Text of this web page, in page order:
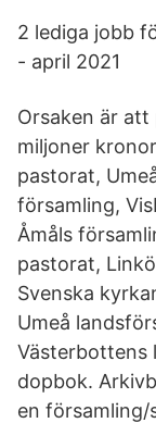
2 lediga jobb
- april 2021
Orsaken är att
miljoner
pastorat,
församling,
Åmåls
pastorat,
Svenska
Umeå
Västerbottens
dopbok.
en församling/